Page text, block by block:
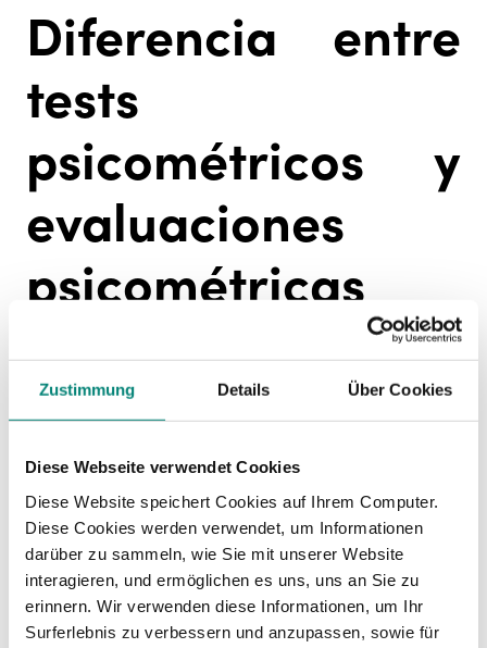
Zustimmung Details Über Cookies
Diese Webseite verwendet Cookies
Diese Website speichert Cookies auf Ihrem Computer.
Diese Cookies werden verwendet, um Informationen
darüber zu sammeln, wie Sie mit unserer Website
interagieren, und ermöglichen es uns, uns an Sie zu
erinnern. Wir verwenden diese Informationen, um Ihr
Surferlebnis zu verbessern und anzupassen, sowie für
Diferencia entre
tests
psicométricos y
evaluaciones
psicométricas
Existe unadiferencia entre tests psicométricos y
evaluaciones psicométricas
. Los tests o pruebas
se basan en
psicométricas se enfocan en un cuestionario
En las evaluaciones psicométricas, se solicita a
la persona queevalúe determinados aspectos
en función de sus opiniones, grado de acuerdo o
desacuerdo con diferentes afirmaciones. Esta
diferencia es importante conocerla para